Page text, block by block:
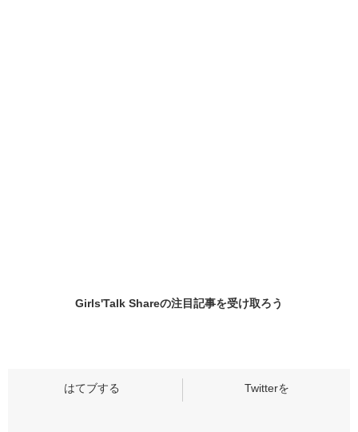
Girls'Talk Shareの注目記事を受け取ろう